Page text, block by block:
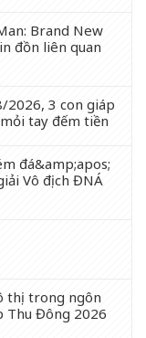
Brand New
đồn liên quan
2026, 3 con giáp
tay đếm tiền
đá&amp;apos;
Vô địch ĐNÁ
thị trong ngôn
Thu Đông 2026